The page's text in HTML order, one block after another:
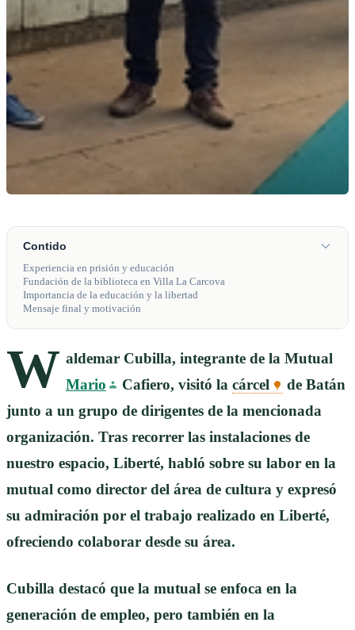
Contido
Experiencia en prisión y educación
Fundación de la biblioteca en Villa La Carcova
Importancia de la educación y la libertad
Mensaje final y motivación
W aldemar Cubilla, integrante de la Mutual
Mario
Cafiero, visitó lacárcel
de Batán
junto a un grupo de dirigentes de la mencionada
organización. Tras recorrer las instalaciones de
nuestro espacio, Liberté, habló sobre su labor en la
mutual como director del área de cultura y expresó
su admiración por el trabajo realizado en Liberté,
ofreciendo colaborar desde su área.
Cubilla destacó que la mutual se enfoca en la
generación de empleo, pero también en la